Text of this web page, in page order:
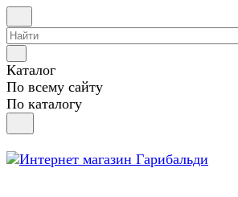
Каталог
По всему сайту
По каталогу